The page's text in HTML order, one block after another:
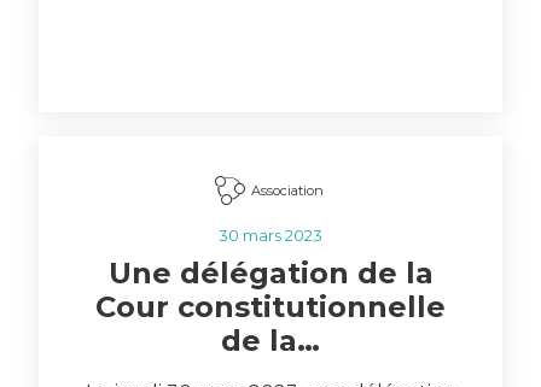
Association
30 mars 2023
Une délégation de la
Cour constitutionnelle
de la…